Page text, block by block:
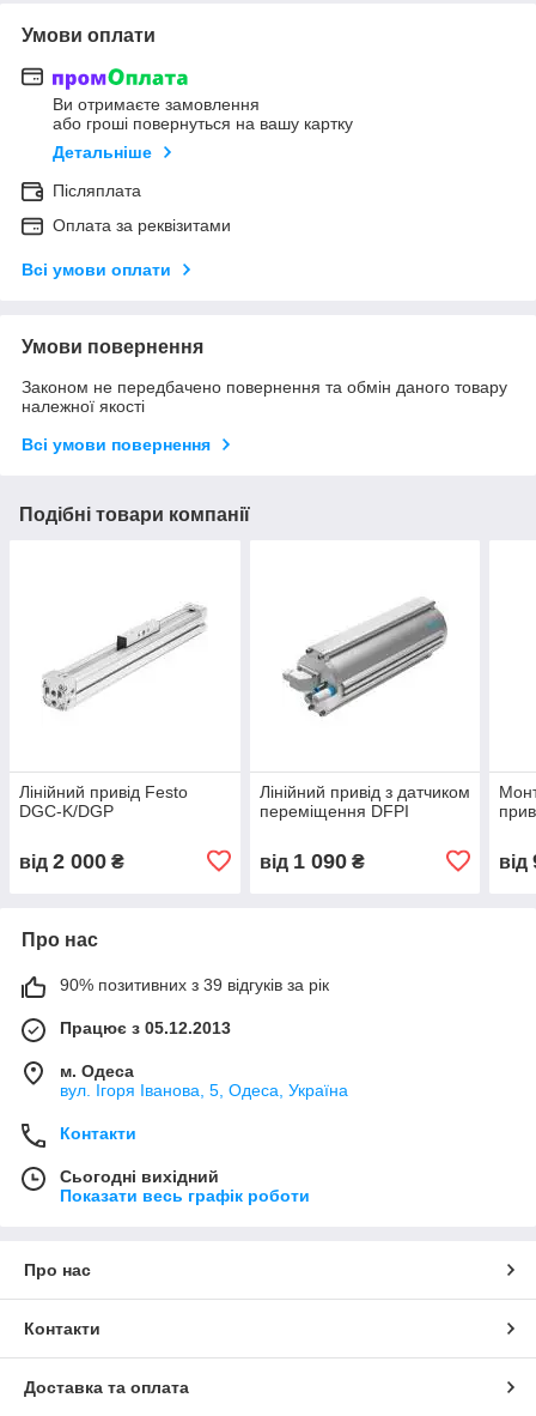
Умови оплати
Ви отримаєте замовлення
або гроші повернуться на вашу картку
Детальніше
Післяплата
Оплата за реквізитами
Всі умови оплати
Умови повернення
Законом не передбачено повернення та обмін даного товару
належної якості
Всі умови повернення
Подібні товари компанії
Лінійний привід Festo
DGС-K/DGP
від 2 000 ₴
Лінійний привід з датчиком
переміщення DFPI
від 1 090₴ від
Про нас
90% позитивних з 39 відгуків за рік
Працює з 05.12.2013
м. Одеса
вул. Ігоря Іванова, 5, Одеса, Україна
Контакти
Сьогодні вихідний
Показати весь графік роботи
Про нас
Контакти
Доставка та оплата